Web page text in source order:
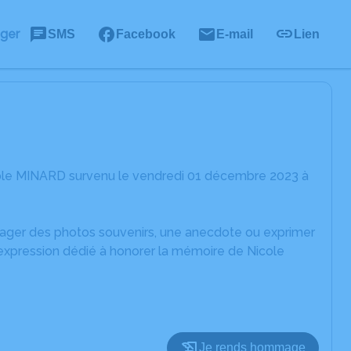
SMS Facebook E-mail Lien
MINARD survenu le vendredi 01 décembre 2023 à
des photos souvenirs, une anecdote ou exprimer
dédié à honorer la mémoire de Nicole
Je rends hommage